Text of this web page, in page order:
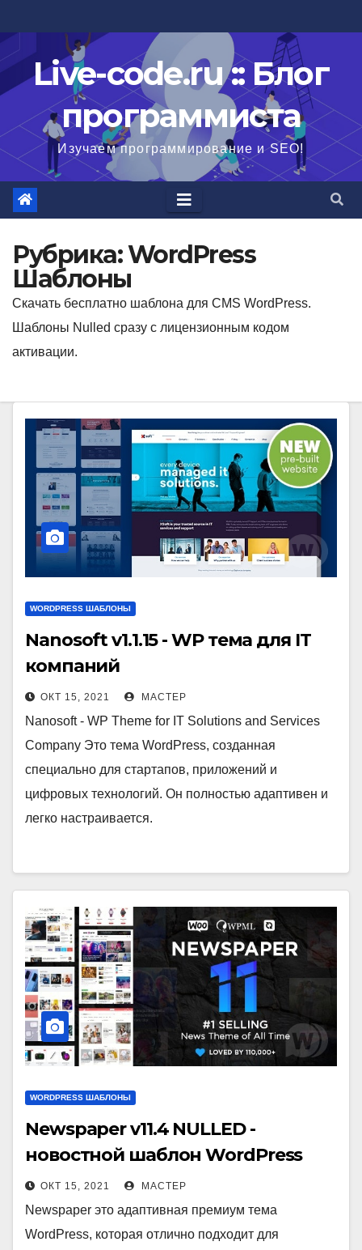
к
содержимому
Live-code.ru :: Блог
программиста
Изучаем программирование и SEO!
Рубрика:WordPress
Шаблоны
Скачать бесплатно шаблона для CMS WordPress.
Шаблоны Nulled сразу с лицензионным кодом
активации.
WORDPRESS ШАБЛОНЫ
Nanosoft v1.1.15 - WP тема для IT
компаний
ОКТ 15, 2021 МАСТЕР
Nanosoft - WP Theme for IT Solutions and Services
Company Это тема WordPress, созданная
специально для стартапов, приложений и
цифровых технологий. Он полностью адаптивен и
легко настраивается.
WORDPRESS ШАБЛОНЫ
Newspaper v11.4 NULLED -
новостной шаблон WordPress
ОКТ 15, 2021 МАСТЕР
Newspaper это адаптивная премиум тема
WordPress, которая отлично подходит для